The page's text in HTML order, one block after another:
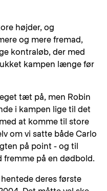
højder, og
og mere fremad,
kontraløb, der med
kampen længe før
tæt på, men Robin
i kampen lige til det
at komme til store
om vi satte både Carlo
på point - og til
fremme på en dødbold.
deres første